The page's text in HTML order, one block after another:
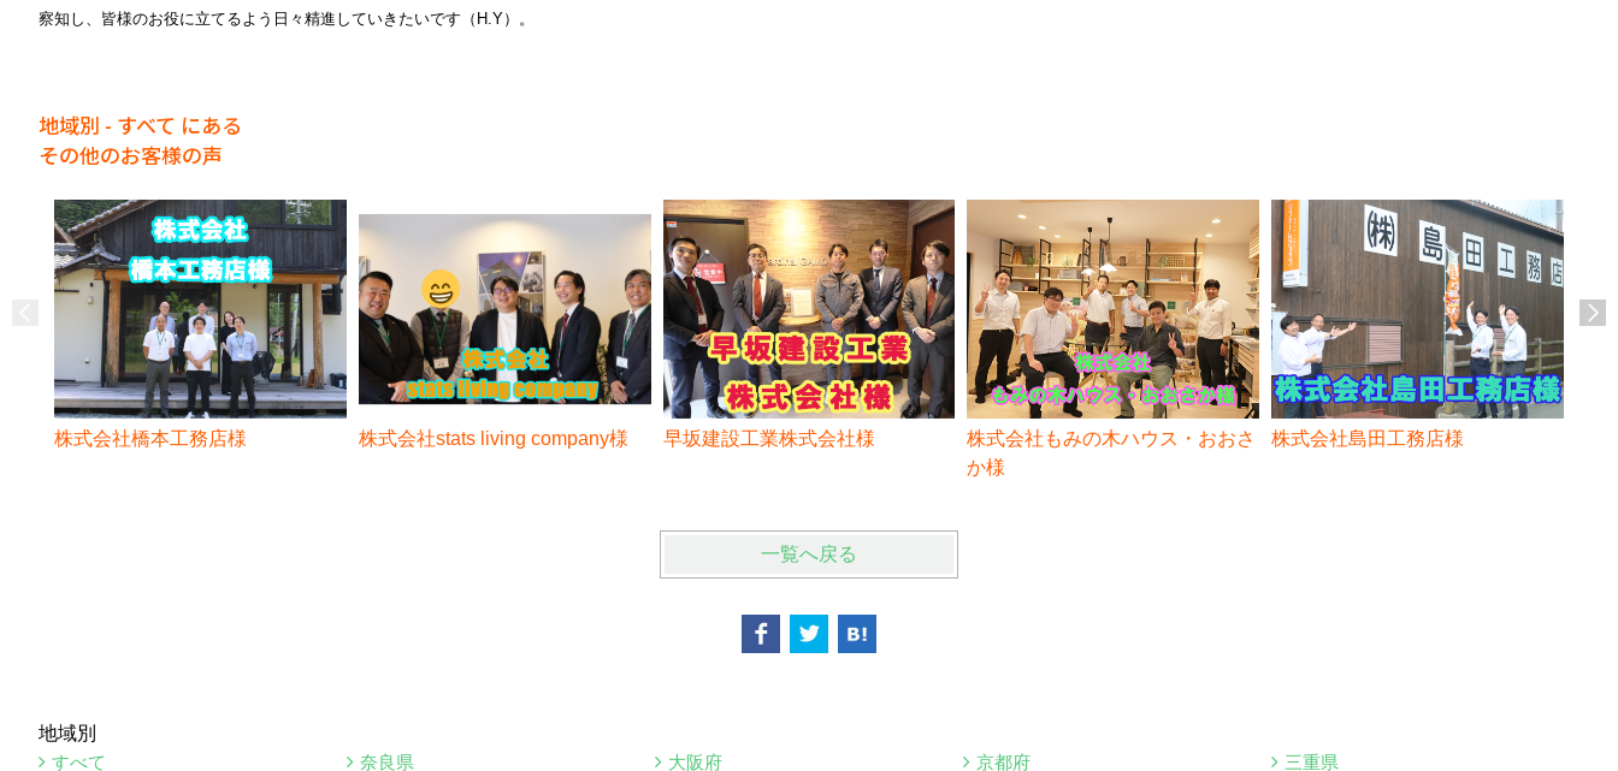
察知し、皆様のお役に立てるよう日々精進していきたいです（ H.Y）。
地域別 - すべて にある
その他のお客様の声
株式会社橋本工務店様 株式会社stats living company様 早坂建設工業株式会社様
株式会社もみの木ハウス・おおさ
か様
株式会社島田工務店様
一覧へ戻る
地域別
すべて
奈良県 大阪府 京都府 三重県